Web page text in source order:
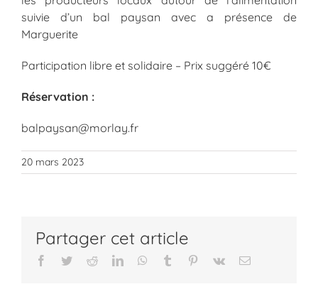
suivie d’un bal paysan avec a présence de
Marguerite
Participation libre et solidaire – Prix suggéré 10€
Réservation :
balpaysan@morlay.fr
20 mars 2023
Partager cet article
Facebook
TwitterRedditLinkedInWhatsApp
Tumblr Pinterest
Vk Email